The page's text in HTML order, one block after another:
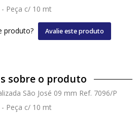
- Peça c/ 10 mt
produto? Avalie este produto
sobre o produto
São José 09 mm Ref. 7096/P
- Peça c/ 10 mt